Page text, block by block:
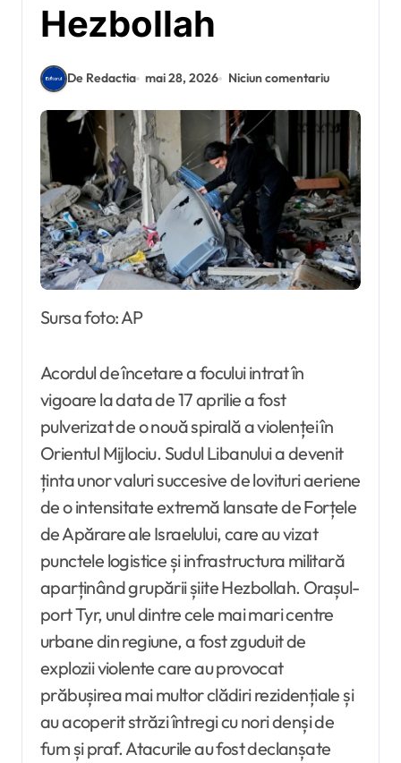
Hezbollah
De Redactia mai 28, 2026 Niciun comentariu
Sursa foto: AP
Acordul de încetare a focului intrat în
vigoare la data de 17 aprilie a fost
pulverizat de o nouă spirală a violenței în
Orientul Mijlociu. Sudul Libanului a devenit
ținta unor valuri succesive de lovituri aeriene
de o intensitate extremă lansate de Forțele
de Apărare ale Israelului, care au vizat
punctele logistice și infrastructura militară
aparținând grupării șiite Hezbollah. Orașul-
port Tyr, unul dintre cele mai mari centre
urbane din regiune, a fost zguduit de
explozii violente care au provocat
prăbușirea mai multor clădiri rezidențiale și
au acoperit străzi întregi cu nori denși de
fum și praf. Atacurile au fost declanșate